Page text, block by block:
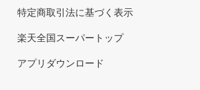
特定商取引法に基づく表示
楽天全国スーパートップ
アプリダウンロード